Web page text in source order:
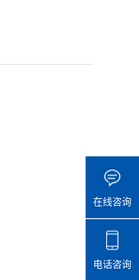
在线咨询
电话咨询